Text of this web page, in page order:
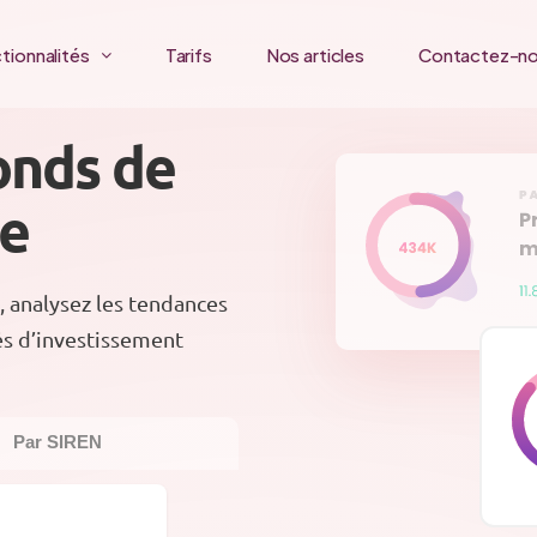
Tarifs Nos articles Contactez-
de
les tendances
d’investissement
Par SIREN